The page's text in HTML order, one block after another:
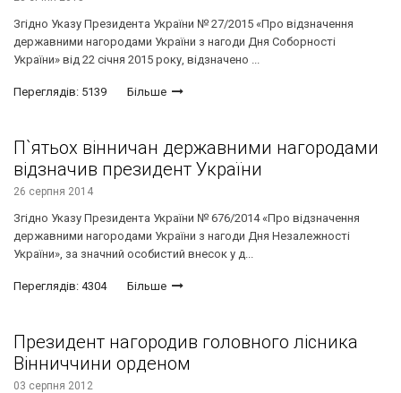
Згідно Указу Президента України № 27/2015 «Про відзначення
державними нагородами України з нагоди Дня Соборності
України» від 22 січня 2015 року, відзначено ...
Переглядів: 5139 Більше
П`ятьох вінничан державними нагородами
відзначив президент України
26 серпня 2014
Згідно Указу Президента України № 676/2014 «Про відзначення
державними нагородами України з нагоди Дня Незалежності
України», за значний особистий внесок у д...
Переглядів: 4304 Більше
Президент нагородив головного лісника
Вінниччини орденом
03 серпня 2012